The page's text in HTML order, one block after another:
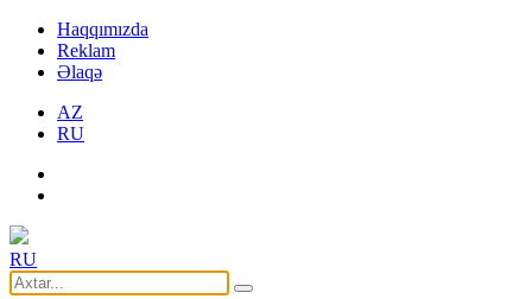
Haqqımızda
Reklam
Əlaqə
AZ
RU
RU